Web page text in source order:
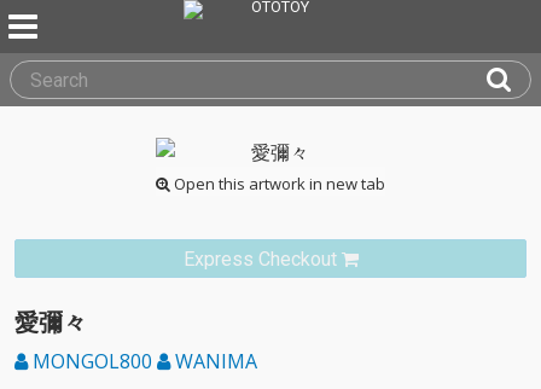
Open this artwork in new tab
Express Checkout
愛彌々
MONGOL800 WANIMA